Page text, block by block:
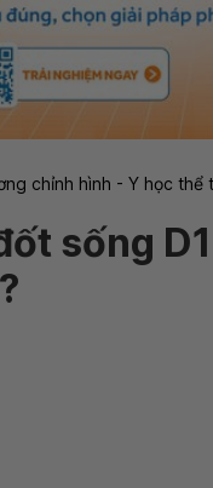
chỉnh hình - Y học thể
sống